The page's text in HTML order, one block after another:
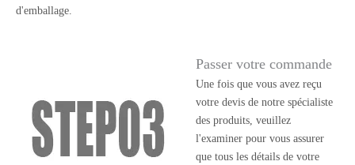
d'emballage.
Passer votre commande
Une fois que vous avez reçu
votre devis de notre spécialiste
des produits, veuillez
l'examiner pour vous assurer
que tous les détails de votre